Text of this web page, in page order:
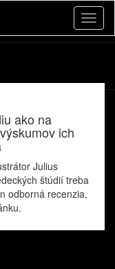
ako na
ich
Julius
štúdií treba
odborná recenzia,